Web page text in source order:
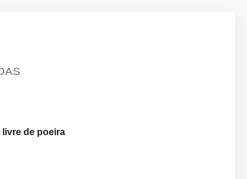
de poeira